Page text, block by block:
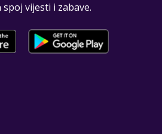
spoj vijesti i zabave.